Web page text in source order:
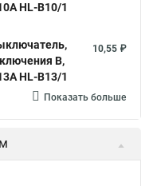
HL-B10/1
B,
HL-B13/1
10,55 ₽
Показать больше